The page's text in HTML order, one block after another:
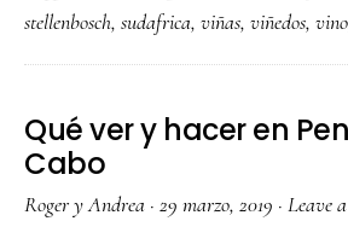
stellenbosch, sudafrica, viñas, viñedos, vino
Qué ver y hacer en
Cabo
Roger y Andrea · 29 marzo, 2019 · Leave